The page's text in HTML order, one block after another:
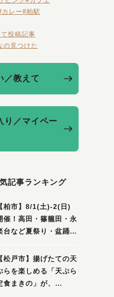
カレー#柏駅
投稿記事
の見つけた
／教えて
り／マイペー
記事ランキング
【柏市】8/1(土)‐2(日)
催！高田・篠籠田・永
台など夏祭り・盆踊り
【松戸市】揚げたての天
らを楽しめる「天ぷら
食まきの」が、